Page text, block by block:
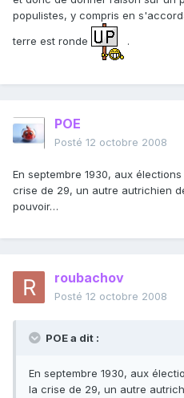
populistes, y compris en
terre est ronde
.
POE
Posté 12 octobre 2008
En septembre 1930, aux
crise de 29, un autre autrichien
pouvoir…
roubachov
Posté 12 octobre 2008
POE a dit :
En septembre 1930, aux
la crise de 29, un autre